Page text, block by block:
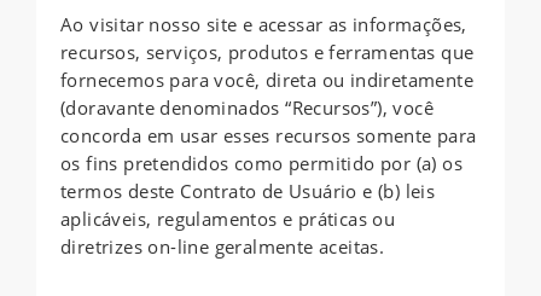
Ao visitar nosso site e acessar as informações,
recursos, serviços, produtos e ferramentas que
fornecemos para você, direta ou indiretamente
(doravante denominados “Recursos”), você
concorda em usar esses recursos somente para
os fins pretendidos como permitido por (a) os
termos deste Contrato de Usuário e (b) leis
aplicáveis, regulamentos e práticas ou
diretrizes on-line geralmente aceitas.